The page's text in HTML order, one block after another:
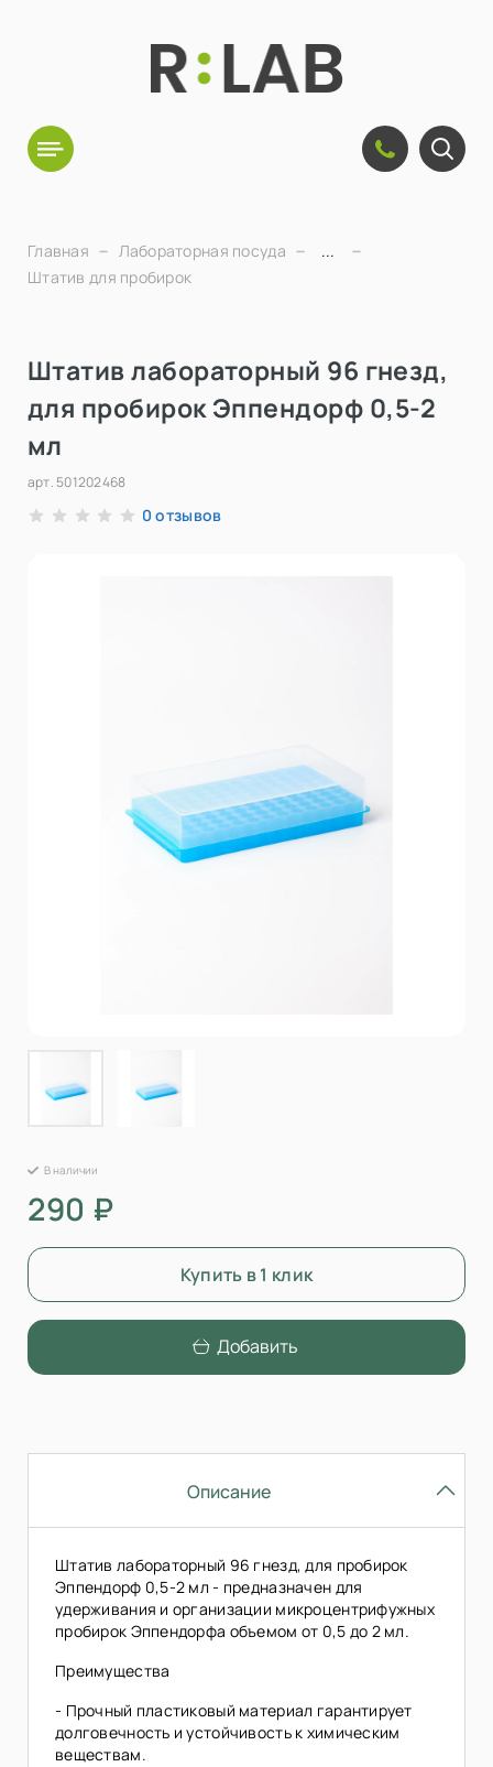
Главная Лабораторная посуда
...
Штатив для пробирок
Штатив лабораторный 96 гнезд,
для пробирок Эппендорф 0,5-2
мл
арт. 501202468
0 отзывов
В наличии
290 ₽
Купить в 1 клик
Добавить
Описание
Штатив лабораторный 96 гнезд, для пробирок
Эппендорф 0,5-2 мл - предназначен для
удерживания и организации микроцентрифужных
пробирок Эппендорфа объемом от 0,5 до 2 мл.
Преимущества
- Прочный пластиковый материал гарантирует
долговечность и устойчивость к химическим
веществам.